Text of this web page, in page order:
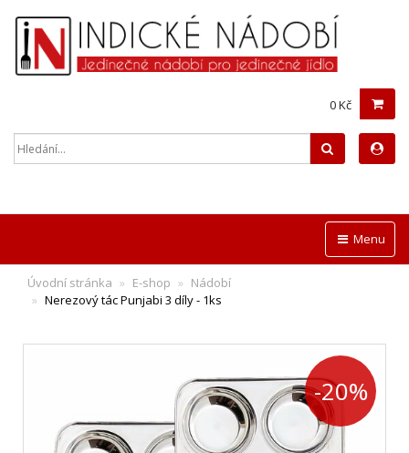
0 Kč
Menu
Úvodní stránka E-shop
Nádobí
Nerezový tác Punjabi 3 díly - 1ks
-20%